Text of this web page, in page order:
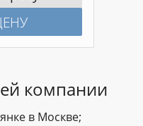
компании
в Москве;